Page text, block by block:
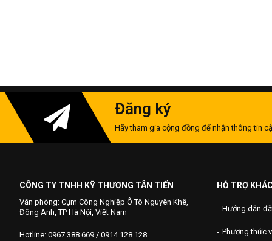
Đăng ký
Hãy tham gia cộng đồng để nhận thông tin
CÔNG TY TNHH KỸ THƯƠNG TÂN TIẾN
Văn phòng: Cụm Công Nghiệp Ô Tô Nguyên Khê,
Đông Anh, TP Hà Nội, Việt Nam
Hotline: 0967 388 669 / 0914 128 128
HỖ TRỢ
Hướng dẫn
Phương thức